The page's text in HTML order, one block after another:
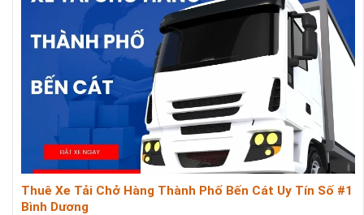
Thuê Xe Tải Chở Hàng Thành Phố Bến Cát Uy Tín Số #1
Bình Dương